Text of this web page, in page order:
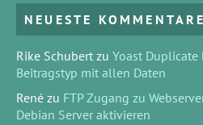
NEUESTE KOMMENTARE
Rike Schubert zu Yoast
Beitragstyp mit allen Daten
René zu FTP Zugang zu
Debian Server aktivieren